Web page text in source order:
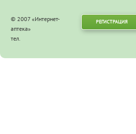
© 2007 «Интернет-
аптека»
тел.
РЕГИСТРАЦИЯ